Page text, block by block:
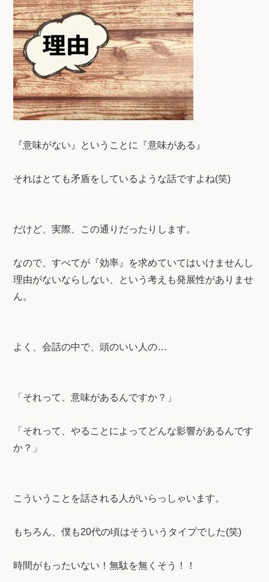
『意味がない』ということに『意味がある』
それはとても矛盾をしているような話ですよね(笑)
だけど、実際、この通りだったりします。
なので、すべてが『効率』を求めていてはいけませんし
理由がないならしない、という考えも発展性がありませ
ん。
よく、会話の中で、頭のいい人の…
「それって、意味があるんですか？」
「それって、やることによってどんな影響があるんです
か？」
こういうことを話される人がいらっしゃいます。
もちろん、僕も20代の頃はそういうタイプでした(笑)
時間がもったいない！無駄を無くそう！！